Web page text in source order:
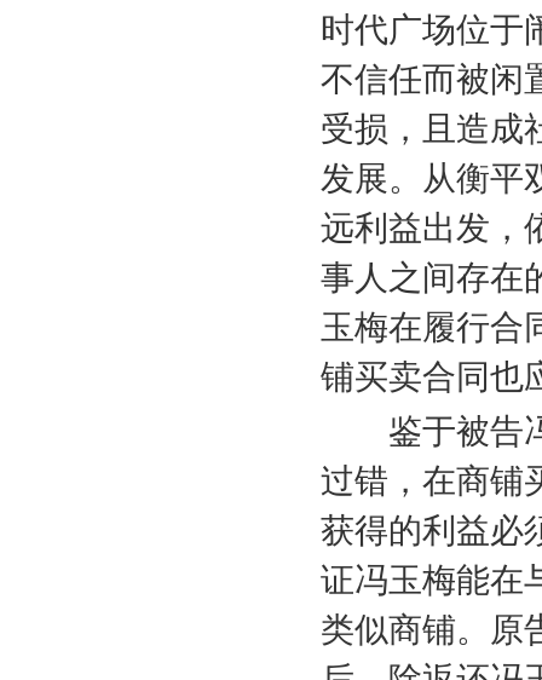
时代广场位于
不信任而被闲
受损，且造成
发展。从衡平
远利益出发，
事人之间存在
玉梅在履行合
铺买卖合同也
鉴于被告冯
过错，在商铺
获得的利益必
证冯玉梅能在
类似商铺。原